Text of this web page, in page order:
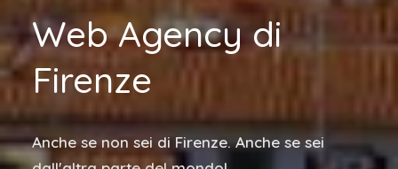
Web Agency di
Firenze
Anche se non sei di Firenze. Anche se sei